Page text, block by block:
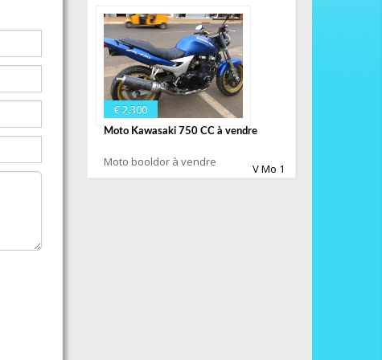
€ 2.300
Moto Kawasaki 750 CC à vendre
Moto booldor à vendre V Mo 1